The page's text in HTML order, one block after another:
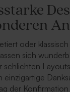
oder
sich
schlichten
einzigartige
der